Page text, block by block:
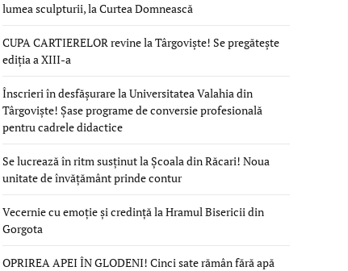
lumea sculpturii, la Curtea Domnească
CUPA CARTIERELOR revine la Târgoviște! Se pregătește
ediția a XIII-a
Înscrieri în desfășurare la Universitatea Valahia din
Târgoviște! Șase programe de conversie profesională
pentru cadrele didactice
Se lucrează în ritm susținut la Școala din Răcari! Noua
unitate de învățământ prinde contur
Vecernie cu emoție și credință la Hramul Bisericii din
Gorgota
OPRIREA APEI ÎN GLODENI! Cinci sate rămân fără apă